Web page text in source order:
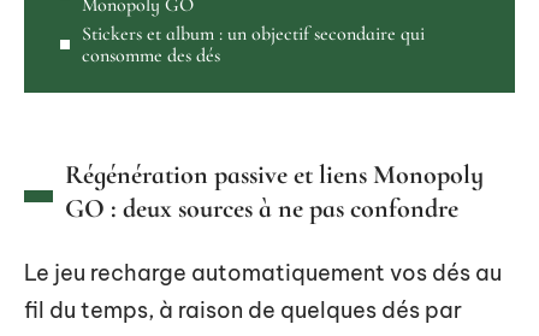
Stickers et album : un objectif secondaire qui
consomme des dés
Régénération passive et liens Monopoly
GO : deux sources à ne pas confondre
Le jeu recharge automatiquement vos dés au
fil du temps, à raison de quelques dés par